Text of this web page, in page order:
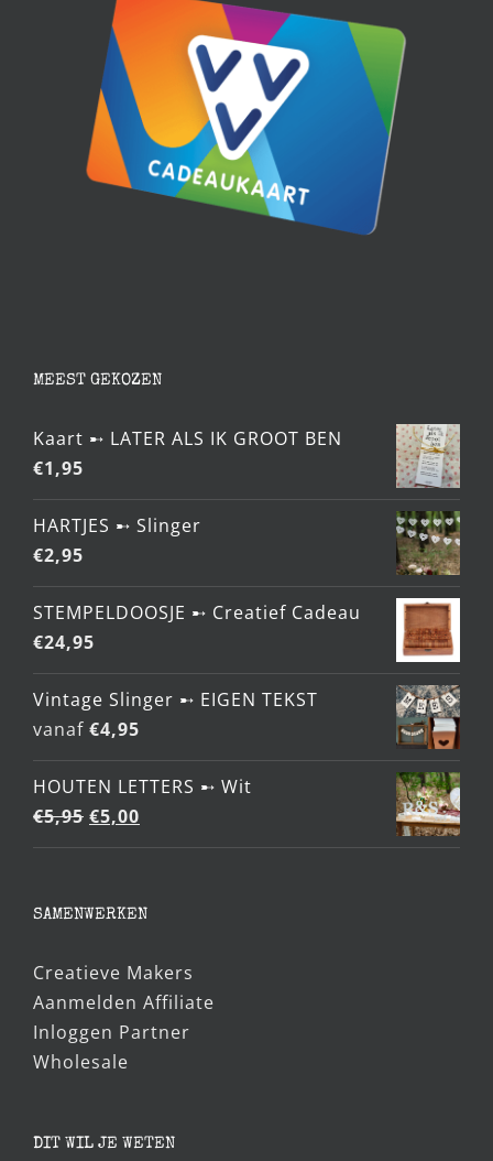
MEEST GEKOZEN
Kaart ➸ LATER ALS IK GROOT BEN
€1,95
HARTJES ➸ Slinger
€2,95
STEMPELDOOSJE ➸ Creatief Cadeau
€24,95
Vintage Slinger ➸ EIGEN TEKST
vanaf €4,95
HOUTEN LETTERS ➸ Wit
€5,95 Oorspronkelijke
prijs
€5,95.
€5,00
prijs
€5,00.
SAMENWERKEN
Creatieve Makers
Aanmelden Affiliate
Inloggen Partner
Wholesale
DIT WIL JE WETEN